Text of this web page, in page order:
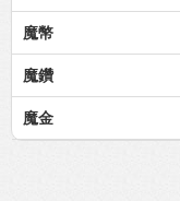
魔幣
魔鑽
魔金